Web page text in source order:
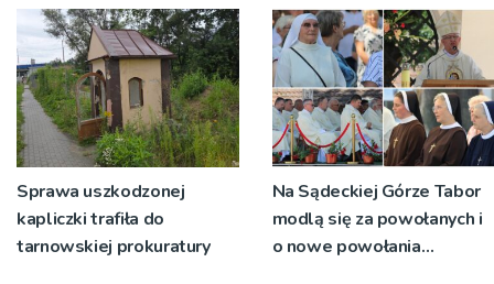
Sprawa uszkodzonej
kapliczki trafiła do
tarnowskiej prokuratury
Na Sądeckiej Górze Tabor
modlą się za powołanych i
o nowe powołania